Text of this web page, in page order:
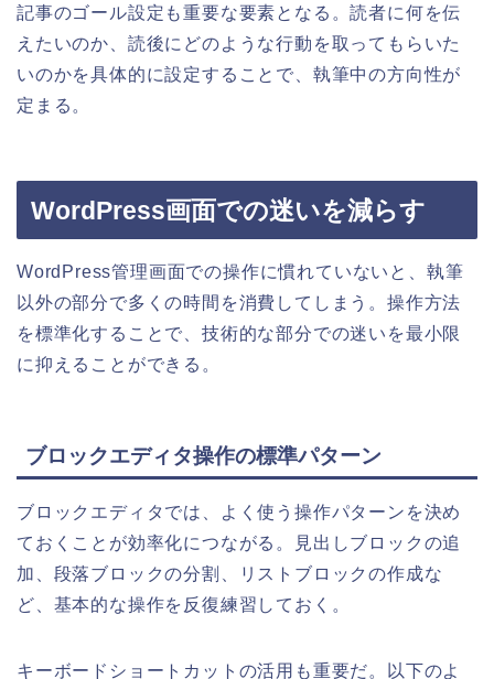
記事のゴール設定も重要な要素となる。読者に何を伝
えたいのか、読後にどのような行動を取ってもらいた
いのかを具体的に設定することで、執筆中の方向性が
定まる。
WordPress画面での迷いを減らす
WordPress管理画面での操作に慣れていないと、執筆
以外の部分で多くの時間を消費してしまう。操作方法
を標準化することで、技術的な部分での迷いを最小限
に抑えることができる。
ブロックエディタ操作の標準パターン
ブロックエディタでは、よく使う操作パターンを決め
ておくことが効率化につながる。見出しブロックの追
加、段落ブロックの分割、リストブロックの作成な
ど、基本的な操作を反復練習しておく。
キーボードショートカットの活用も重要だ。以下のよ